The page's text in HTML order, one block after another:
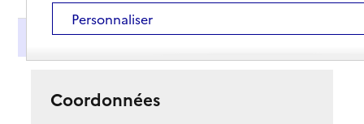
Présentation
Coordonnées
Personnaliser